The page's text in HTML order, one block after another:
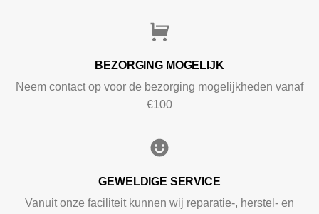
BEZORGING MOGELIJK
Neem contact op voor de bezorging mogelijkheden vanaf
€100
GEWELDIGE SERVICE
Vanuit onze faciliteit kunnen wij reparatie-, herstel- en